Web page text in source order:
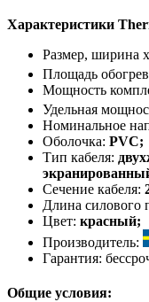
Характеристики
Размер, ширина
Площадь
Мощность
Удельная
Номинальное
Оболочка: PVC;
Тип кабеля:
Сечение кабеля:
Длина силового
Цвет: красный;
Производитель:
Гарантия:
Общие условия: